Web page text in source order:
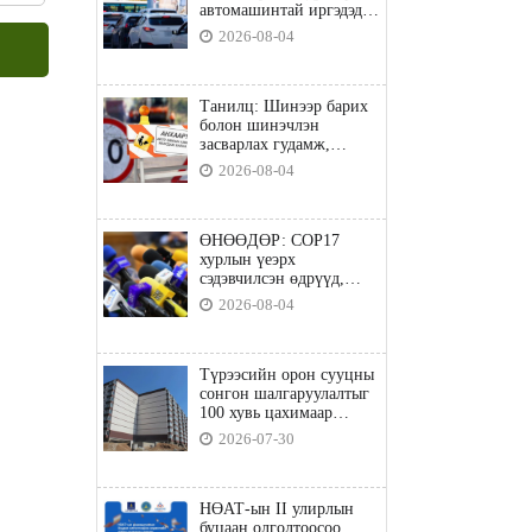
автомашинтай иргэдэд
шатахуун олгоно
2026-08-04
Танилц: Шинээр барих
болон шинэчлэн
засварлах гудамж,
замууд
2026-08-04
ӨНӨӨДӨР: COP17
хурлын үеэрх
сэдэвчилсэн өдрүүд,
үзвэр үйлчилгээний
талаар мэдээлнэ
2026-08-04
Түрээсийн орон сууцны
сонгон шалгаруулалтыг
100 хувь цахимаар
явуулна
2026-07-30
НӨАТ-ын II улирлын
буцаан олголтоосоо